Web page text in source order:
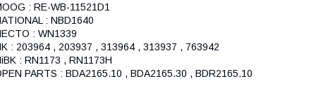
: RE-WB-11521D1
: NBD1640
: WN1339
: 203964 , 203937 , 313964 , 313937 , 763942
: RN1173 , RN1173H
PARTS : BDA2165.10 , BDA2165.30 , BDR2165.10